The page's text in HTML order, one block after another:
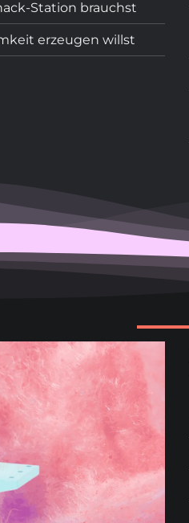
Station brauchst
erzeugen willst